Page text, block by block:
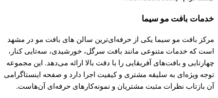
خدمات بافت مو سیما
مرکز بافت مو سیما یکی از حرفه‌ای‌ترین سالن های بافت مو در مشهد
است که خدمات متنوعی مانند بافت سرگل، خورشیدی، سه‌تایی کنار،
چهارتایی و بافت‌های آفریقایی را با دقت بالا ارائه می‌دهد. این مجموعه
توجه ویژه‌ای به سلیقه مشتری و کیفیت اجرا دارد و صفحه اینستاگرامی
آن بازتاب نظرات مثبت مشتریان و نمونه‌کارهای حرفه‌ای آن‌هاست.